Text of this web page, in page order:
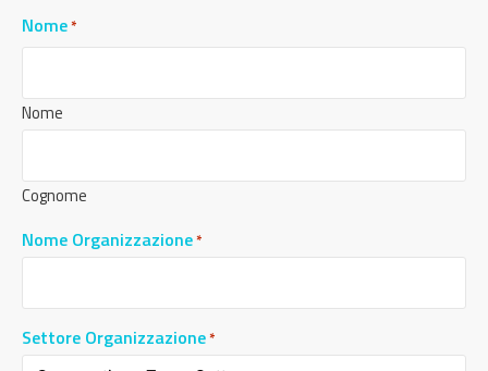
Nome*
Nome
Cognome
Nome Organizzazione*
Settore Organizzazione*